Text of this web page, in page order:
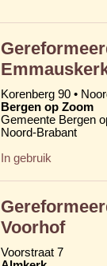
Korenberg 90 •
Bergen op Zoom
Gemeente Bergen
Noord-Brabant
In gebruik
Voorhof
Voorstraat 7